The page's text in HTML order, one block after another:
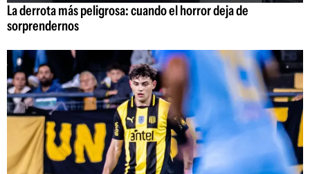
La derrota más peligrosa: cuando el horror deja de
sorprendernos